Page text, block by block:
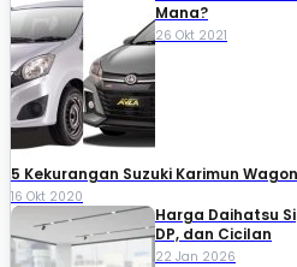
Mana?
26 Okt 2021
5 Kekurangan Suzuki Karimun
16 Okt 2020
Harga Daihatsu
DP, dan Cicilan
22 Jan 2026